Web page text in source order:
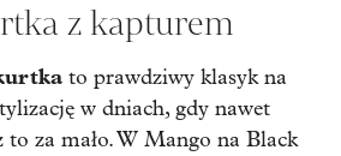
z kapturem
to prawdziwy klasyk na
w dniach, gdy nawet
to za mało. W Mango na Black